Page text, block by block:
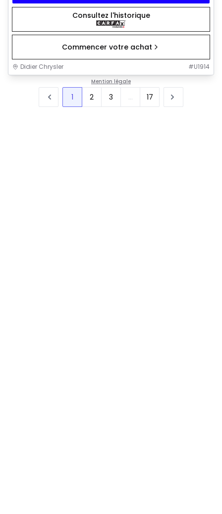
Consultez l'historique
Commencer votre achat
Didier Chrysler #U1914
Mention légale
1 2 3 ... 17